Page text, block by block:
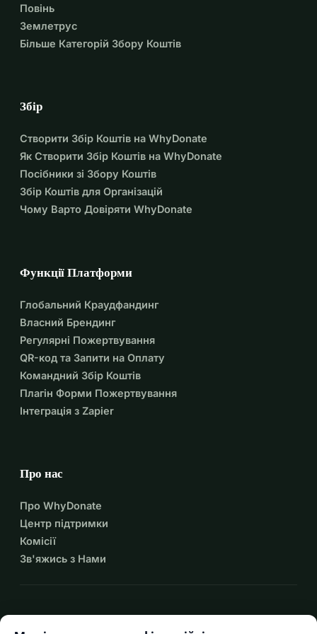
допомогти Маа́рит якомога швидше
видужати!
Регулярні реабілітаційні
перебування
Медичні засоби та ліки
Найм допоміжного персоналу
Інші непередбачувані витрати, поки
доходи Маа́рит і Мартіна не
відновляться.
Хоча частину витрат на відновлення
покриває держава, кожен внесок,
незалежно від розміру, робить
допомагає їм зосередитися на
Ми будемо регулярно надавати
оновлення про збір і використання
пожертвування перевищать
Повінь
Землетрус
Більше Категорій Збору Коштів
Збір
Створити Збір Коштів на WhyDonate
Як Створити Збір Коштів на WhyDonate
Посібники зі Збору Коштів
Збір Коштів для Організацій
Чому Варто Довіряти WhyDonate
Функції Платформи
Глобальний Краудфандинг
Власний Брендинг
Регулярні Пожертвування
QR-код та Запити на Оплату
Командний Збір Коштів
Плагін Форми Пожертвування
Інтеграція з Zapier
Про нас
Про WhyDonate
Центр підтримки
Комісії
Зв'яжись з Нами